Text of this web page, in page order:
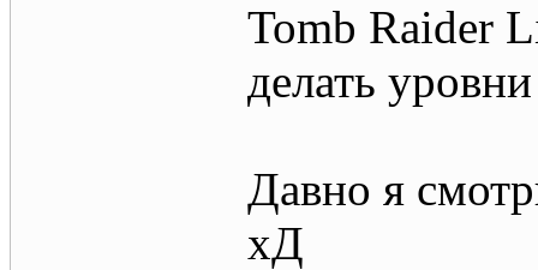
Tomb Raider
делать
Давно я
хД